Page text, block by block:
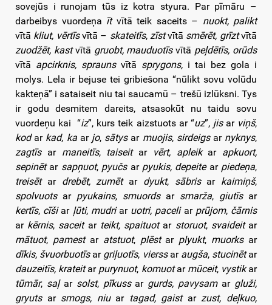
sovejūs i runojam tūs iz kotra styura. Par pīmāru –
darbeibys vuordeņa īt vītā teik saceits – nuokt, palikt
vītā kliut, vērtīsvītā – skateitīs,zīstvītā smērēt, grīztvītā
zuodžēt, kastvītā gruobt, mauduotīsvītā peļdētīs, orūds
vītā apcirknis, spraunsvītā sprygons, i tai bez gola i
molys. Lela ir bejuse tei gribiešona “nūlikt sovu volūdu
kakteņā” i sataiseit niu tai saucamū – trešū izlūksni. Tys
ir godu desmitem dareits, atsasokūt nu taidu sovu
vuordeņu kai “iz”, kurs teik aizstuots ar “uz”, jisar viņš,
kodar kad, kaar jo, sātysar muojis, sirdeigs ar nyknys,
zagtīsar maneitīs, taiseitar vērt, apleikar apkuort,
sepinētar sapņuot, pyučsar pyukis, depeitear piedeņa,
treisētar drebēt, zumētar dyukt, sābris ar kaimiņš,
spolvuotsar pyukains, smuordsar smarža, giutīsar
kertīs, cīši ar ļūti, mudriar uotri, paceliar prūjom, čārnis
ar kērnis, saceitar teikt, spaituotar storuot, svaideit ar
mātuot, pamestar atstuot, plēstar plyukt, muorksar
dīkis, švuorbuotīsar griļuotīs, vierssar augša, stucinētar
dauzeitīs, krateitarpurynuot, komuotar mūceit, vystikar
tūmār, saļ ar solst, pīkussar gurds, pavysam argluži,
gryuts ar smogs, niu artagad, gaist arzust, deļkuo,